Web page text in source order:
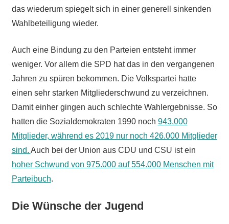
das wiederum spiegelt sich in einer generell sinkenden
Wahlbeteiligung wieder.
Auch eine Bindung zu den Parteien entsteht immer
weniger. Vor allem die SPD hat das in den vergangenen
Jahren zu spüren bekommen. Die Volkspartei hatte
einen sehr starken Mitgliederschwund zu verzeichnen.
Damit einher gingen auch schlechte Wahlergebnisse. So
hatten die Sozialdemokraten 1990 noch 943.000
Mitglieder, während es 2019 nur noch 426.000 Mitglieder
sind. Auch bei der Union aus CDU und CSU ist ein
hoher Schwund von 975.000 auf 554.000 Menschen mit
Parteibuch.
Die Wünsche der Jugend